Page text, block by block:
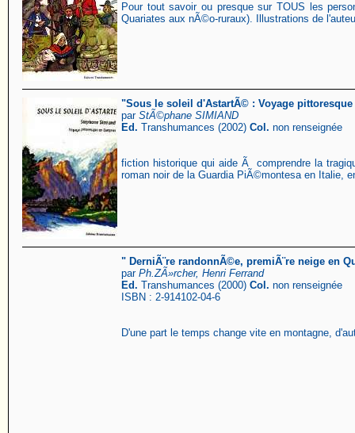
Pour tout savoir ou presque sur TOUS les
Quariates aux nÃ©o-ruraux). Illustrations de
"Sous le soleil d'AstartÃ© : Voyage pittoresque
par StÃ©phane SIMIAND
Ed. Transhumances (2002) Col. non renseignée
fiction historique qui aide Ã comprendre la
roman noir de la Guardia PiÃ©montesa en Italie,
" DerniÃ¨re randonnÃ©e, premiÃ¨re neige en
par Ph.ZÃ»rcher, Henri Ferrand
Ed. Transhumances (2000) Col. non renseignée
ISBN : 2-914102-04-6
D'une part le temps change vite en montagne,